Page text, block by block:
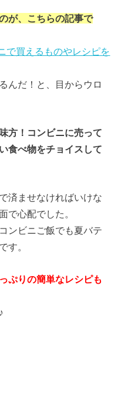
が、こちらの記事で
で買えるものやレシピを
んだ！と、目からウロ
方！コンビニに売って
食べ物をチョイスして
済ませなければいけな
で心配でした。
ンビニご飯でも夏バテ
す。
ぷりの簡単なレシピも